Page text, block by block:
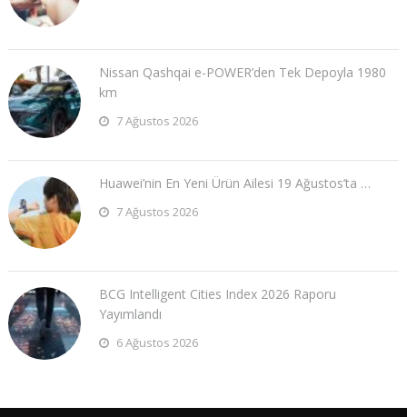
Nissan Qashqai e-POWER’den Tek Depoyla 1980
km
7 Ağustos 2026
Huawei’nin En Yeni Ürün Ailesi 19 Ağustos’ta …
7 Ağustos 2026
BCG Intelligent Cities Index 2026 Raporu
Yayımlandı
6 Ağustos 2026